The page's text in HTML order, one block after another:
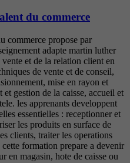
du commerce
commerce propose par
adapte martin luther
et de la relation client en
de vente et de conseil,
mise en rayon et
et gestion de la caisse, accueil et
les apprenants developpent
essentielles : receptionner et
les produits en surface de
clients, traiter les operations
formation prepare a devenir
en magasin, hote de caisse ou